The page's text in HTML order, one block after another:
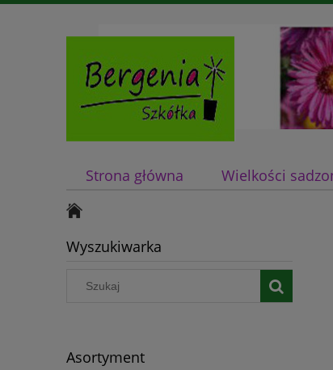
Strona główna Wielkości
Wyszukiwarka
Asortyment